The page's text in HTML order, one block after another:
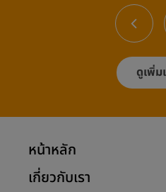
ดูเพิ่ม
หน้าหลัก
เกี่ยวกับเรา